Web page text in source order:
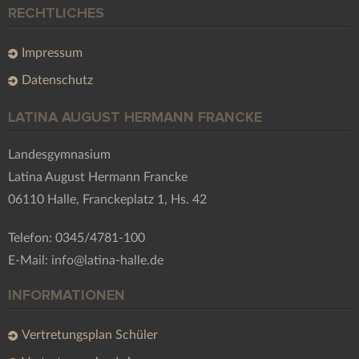
RECHTLICHES
Impressum
Datenschutz
LATINA AUGUST HERMANN FRANCKE
Landesgymnasium
Latina August Hermann Francke
06110 Halle, Franckeplatz 1, Hs. 42
Telefon: 0345/4781-100
E-Mail: info@latina-halle.de
INFORMATIONEN
Vertretungsplan Schüler